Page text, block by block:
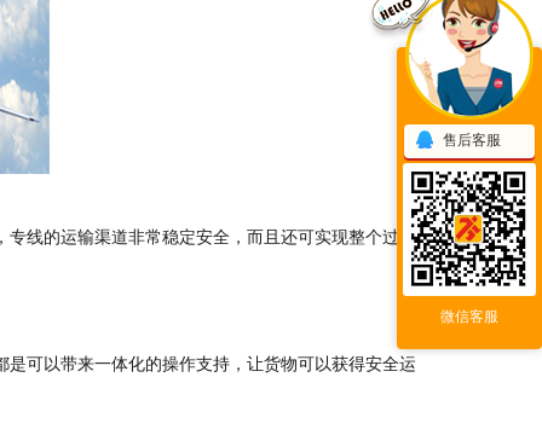
专线的运输渠道非常稳定安全，而且还可实现整个过程
可以带来一体化的操作支持，让货物可以获得安全运
售后客服
微信客服